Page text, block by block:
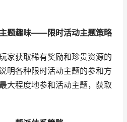
题趣味——限时活动主题策略
家获取稀有奖励和珍贵资源的
明各种限时活动主题的参和方
大程度地参和活动主题，获取